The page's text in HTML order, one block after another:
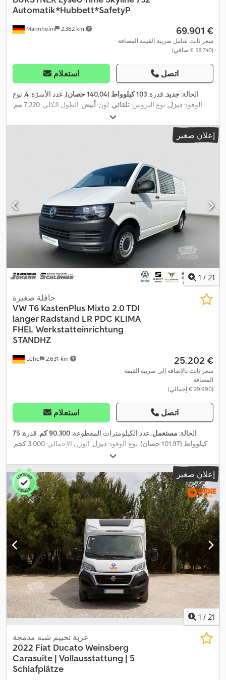
Mannheim 2.362 km
Automatik*Hubbett*SafetyP
‏69.901 €
سعر ثابت شامل ضريبة القيمة المضافة
(‏58.740 € صافي)
استعلام اتصل
الحالة:جديد, قدرة:103 كيلوواط (140,04 حصان) , عدد الأسرّة:4, نوع
الوقود:ديزل , نوع التروس:تلقائي , لون: أبيض , الطول الكلي:7.220 مم
, الارتفاع الكلي:
محورين, الوزن الإجمالي:3.850 كجم , معدات:برنامج الثبات الإلكتروني
إعلان صغير
1 / 21
Lehe 2.631 km
حافلة صغيرة
VWT6 KastenPlus Mixto 2.0 TDI
langer Radstand LR PDC KLIMA
FHEL Werkstatteinrichtung
STANDHZ
‏25.202 €
سعر ثابت بالإضافة إلى ضريبة القيمة
المضافة
(‏29.990 € إجمالي)
استعلام اتصل
الحالة: مستعمل, عدد الكيلومترات المقطوعة:90.300 كم , قدرة: 75
كيلوواط (101,97 حصان)
, نوع الوقود:ديزل, الوزن الإجمالي:3.000 كجم
,
التسجيل الأول:
يورو 6 , لون:أبيض, عدد المقاعد:6, معدات:باب منزلق, برنامج الثبات
الإلكتروني (ESP), تكييف الهواء, سخان التدفئة أثناء التوقف, قفل
مركزي, كمبيوتر على متن المركبة, مرشح السخام, نظام التحكم في
الجر, نظام الفرامل المانعة للانغلاق (ABS), نظام منع التشغيل, وسادة
هوائية,
إعلان صغير
1 / 21
عربة تخييم شبه مدمجة
2022 Fiat Ducato Weinsberg
Carasuite | Vollausstattung | 5
Schlafplätze